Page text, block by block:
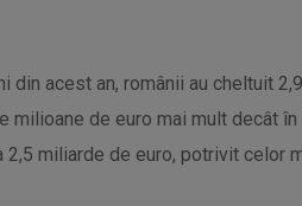
din acest an, românii au cheltuit
milioane de euro mai mult decât
miliarde de euro, potrivit celor